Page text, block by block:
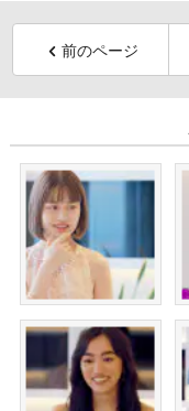
前のページ